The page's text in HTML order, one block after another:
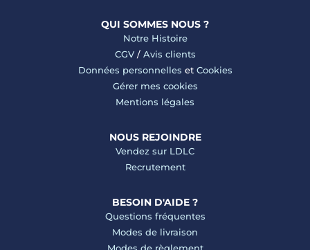
QUI SOMMES NOUS ?
Notre Histoire
CGV/ Avis clients
Données personnelles et Cookies
Gérer mes cookies
Mentions légales
NOUS REJOINDRE
Vendez sur LDLC
Recrutement
BESOIN D'AIDE ?
Questions fréquentes
Modes de livraison